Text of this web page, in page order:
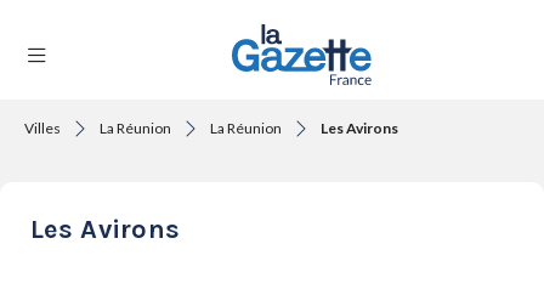
Villes La Réunion La Réunion Les Avirons
Les Avirons